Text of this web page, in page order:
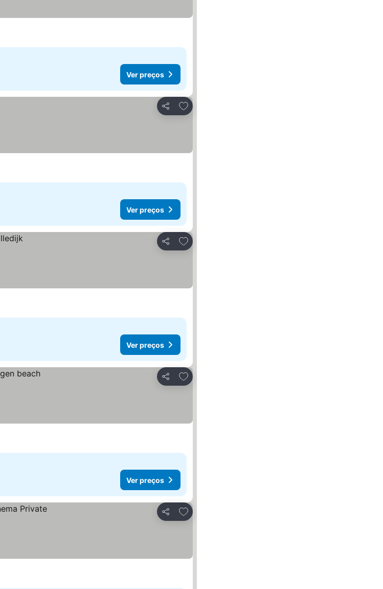
Ver preços
Partilhar
Adicionar aos favoritos
Ver preços
Partilhar
Adicionar aos favoritos
Ver preços
Partilhar
Adicionar aos favoritos
Ver preços
Partilhar
Adicionar aos favoritos